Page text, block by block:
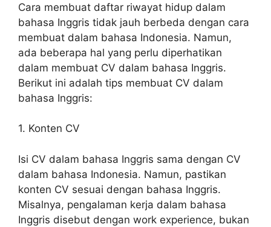
Cara membuat daftar riwayat hidup dalam
bahasa Inggris tidak jauh berbeda dengan cara
membuat dalam bahasa Indonesia. Namun,
ada beberapa hal yang perlu diperhatikan
dalam membuat CV dalam bahasa Inggris.
Berikut ini adalah tips membuat CV dalam
bahasa Inggris:
1. Konten CV
Isi CV dalam bahasa Inggris sama dengan CV
dalam bahasa Indonesia. Namun, pastikan
konten CV sesuai dengan bahasa Inggris.
Misalnya, pengalaman kerja dalam bahasa
Inggris disebut dengan work experience, bukan